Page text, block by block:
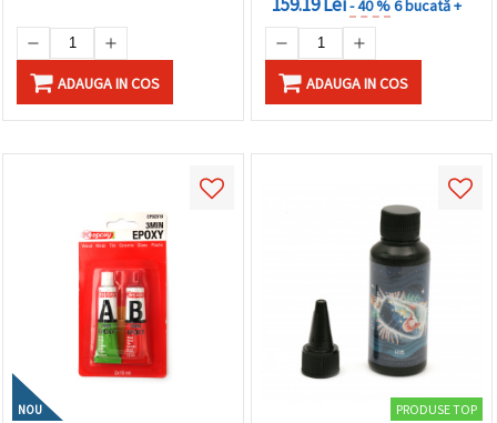
ADAUGA IN COS
- 40 %6 bucată +
ADAUGA IN COS
NOU PRODUSE TOP